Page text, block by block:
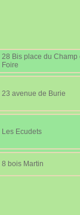
28 Bis place du Champ
Foire
23 avenue de Burie
Les Ecudets
8 bois Martin